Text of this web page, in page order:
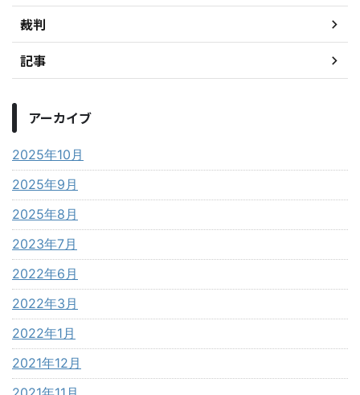
裁判
記事
アーカイブ
2025年10月
2025年9月
2025年8月
2023年7月
2022年6月
2022年3月
2022年1月
2021年12月